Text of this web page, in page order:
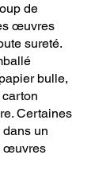
de
œuvres
sureté.
bulle,
Certaines
un
œuvres